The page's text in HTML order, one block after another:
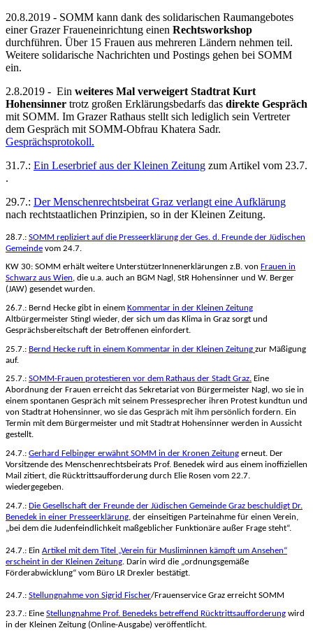
20.8.2019 - SOMM kann dank des solidarischen Raumangebotes
einer Grazer Fraueneinrichtung einen Rechtsworkshop
durchführen. Über 15 Frauen aus mehreren Ländern nehmen teil.
Weitere solidarische Nachrichten und Postings gehen bei SOMM
ein.
2.8.2019 - Ein weiteres Mal verweigert Stadtrat Kurt
Hohensinner trotz großen Erklärungsbedarfs das direkte Gespräch
mit SOMM. Im Grazer Rathaus stellt sich lediglich sein Vertreter
dem Gespräch mit SOMM-Obfrau Khatera Sadr.
Gesprächsprotokoll.
31.7.: Ein Leserbrief aus der Kleinen Zeitung zum Artikel vom 23.7.
.
29.7.: Der Menschenrechtsbeirat Graz verlangt eine Aufklärung
nach rechtstaatlichen Prinzipien, so in der Kleinen Zeitung.
28.7.: SOMM repliziert auf die Presseerklärung der Ges. d. Freunde der Jüdischen
Gemeinde vom 24.7.
KW 30: SOMM erhält weitere UnterstützerInnenerklärungen z.B. von Frauen in
Schwarz aus Wien, die u.a. auch an BGM Nagl, StR Hohensinner und W. Berger
(JAW) gesendet wurden.
26.7.: Bernd Hecke gibt in einem Kommentar in der Kleinen Zeitung
Altbürgermeister Stingl wieder, der sich um das Klima in Graz sorgt und
Gesprächsbereitschaft der Betroffenen einfordert.
25.7.: Bernd Hecke ruft in einem Kommentar in der Kleinen Zeitung zur Mäßigung
auf.
25.7.: SOMM-Frauen protestieren vor dem Rathaus der Stadt Graz. Eine
Abordnung der Frauen erreicht das Sekretariat von Bürgermeister Nagl, wo sie in
einem spontanen Gespräch mit seinem Pressesprecher ihren Protest kundtun und
von Stadtrat Hohensinner, wo sie das Gespräch mit ihm persönlich fordern. Ein
Termin mit dem Bürgermeister und mit Stadtrat Hohensinner werden in Aussicht
gestellt.
24.7.: Gerhard Felbinger erwähnt SOMM in der Kronen Zeitung erneut. Der
Vorsitzende des Menschenrechtsbeirats Prof. Benedek wird aus einem inoffiziellen
Mail zitiert, die Rücktrittsaufforderung durch Elie Rosen vom 22.7.
wiedergegeben.
24.7.: Die Gesellschaft der Freunde der Jüdischen Gemeinde Graz beschuldigt Dr.
Benedek in einer Presseerklärung, der einseitigen Parteinahme für einen Verein,
„bei dem die Judenfeindlichkeit maßgeblicher Funktionäre außer Frage steht“.
24.7.: Ein Artikel mit dem Titel „Verein für Musliminnen kämpft um Ansehen“
erscheint in der Kleinen Zeitung. Darin wird die „ordnungsgemäße
Förderabwicklung“ vom Büro LR Drexler bestätigt.
24.7.: Stellungnahme von Sigrid Fischer/Frauenservice Graz erreicht SOMM
23.7.: Eine Stellungnahme Prof. Benedeks betreffend Rücktrittsaufforderung wird
in der Kleinen Zeitung (Online-Ausgabe) veröffentlicht.